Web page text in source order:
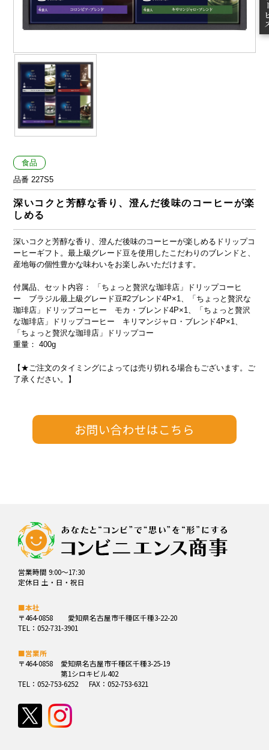
食品
品番 227S5
深いコクと芳醇な香り、澄んだ後味のコーヒーが楽
しめる
深いコクと芳醇な香り、澄んだ後味のコーヒーが楽しめるドリップコ
ーヒーギフト。最上級グレード豆を使用したこだわりのブレンドと、
産地毎の個性豊かな味わいをお楽しみいただけます。
付属品、セット内容： 「ちょっと贅沢な珈琲店」ドリップコーヒ
ー ブラジル最上級グレード豆#2ブレンド4P×1、「ちょっと贅沢な
珈琲店」ドリップコーヒー モカ・ブレンド4P×1、「ちょっと贅沢
な珈琲店」ドリップコーヒー キリマンジャロ・ブレンド4P×1、
「ちょっと贅沢な珈琲店」ドリップコー
重量： 400g
【★ご注文のタイミングによっては売り切れる場合もございます。ご
了承ください。】
営業時間 9:00～17:30
定休日 土・日・祝日
■本社
〒464-0858
愛知県名古屋市千種区千種3-22-20
TEL：052-731-3901
■営業所
〒464-0858
愛知県名古屋市千種区千種3-25-19
第1シロキビル402
TEL：052-753-6252
FAX：052-753-6321